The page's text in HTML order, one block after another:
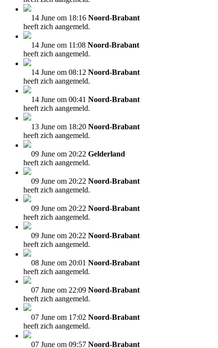
14 June om 18:16 Noord-Brabant
heeft zich aangemeld.
14 June om 11:08 Noord-Brabant
heeft zich aangemeld.
14 June om 08:12 Noord-Brabant
heeft zich aangemeld.
14 June om 00:41 Noord-Brabant
heeft zich aangemeld.
13 June om 18:20 Noord-Brabant
heeft zich aangemeld.
09 June om 20:22 Gelderland
heeft zich aangemeld.
09 June om 20:22 Noord-Brabant
heeft zich aangemeld.
09 June om 20:22 Noord-Brabant
heeft zich aangemeld.
09 June om 20:22 Noord-Brabant
heeft zich aangemeld.
08 June om 20:01 Noord-Brabant
heeft zich aangemeld.
07 June om 22:09 Noord-Brabant
heeft zich aangemeld.
07 June om 17:02 Noord-Brabant
heeft zich aangemeld.
07 June om 09:57 Noord-Brabant